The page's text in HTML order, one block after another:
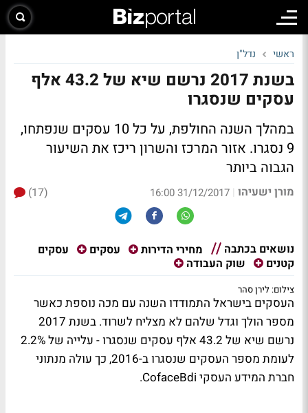
ראשי נדל"ן
בשנת 2017 נרשם שיא של 43.2 אלף
עסקים שנסגרו
במהלך השנה החולפת, על כל 10 עסקים שנפתחו,
9 נסגרו. אזור המרכז והשרון ריכז את השיעור
הגבוה ביותר
מורן ישעיהו |
31/12/2017 16:00
(17)
נושאים בכתבה מחירי הדירות עסקים
עסקים
קטנים
שוק העבודה
צילום: לירן סהר
העסקים בישראל התמודדו השנה עם מכה נוספת כאשר
מספר הולך וגדל שלהם לא מצליח לשרוד. בשנת 2017
נרשם שיא של 43.2 אלף עסקים שנסגרו - עלייה של 2.2%
לעומת מספר העסקים שנסגרו ב-2016, כך עולה מנתוני
חברת המידע העסקי CofaceBdi.